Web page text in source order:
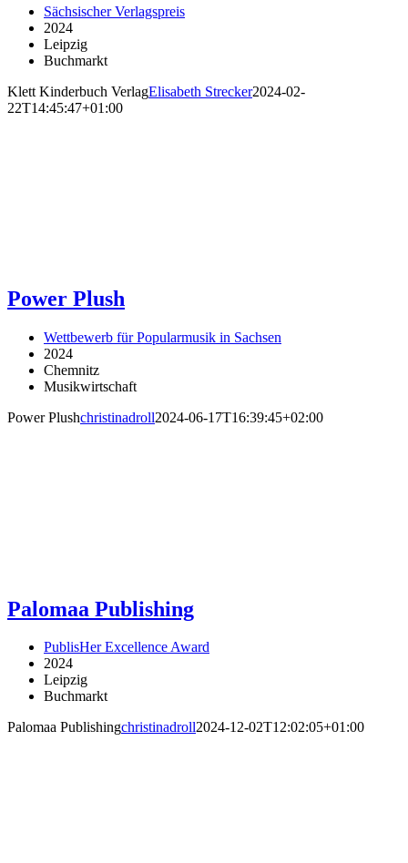
Sächsischer Verlagspreis
2024
Leipzig
Buchmarkt
Klett Kinderbuch VerlagElisabeth Strecker2024-02-
22T14:45:47+01:00
Power Plush
Wettbewerb für Popularmusik in Sachsen
2024
Chemnitz
Musikwirtschaft
Power Plushchristinadroll2024-06-17T16:39:45+02:00
Palomaa Publishing
PublisHer Excellence Award
2024
Leipzig
Buchmarkt
Palomaa Publishingchristinadroll2024-12-02T12:02:05+01:00